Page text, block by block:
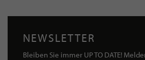
NEWSLETTER
Bleiben Sie immer UP TO DATE!